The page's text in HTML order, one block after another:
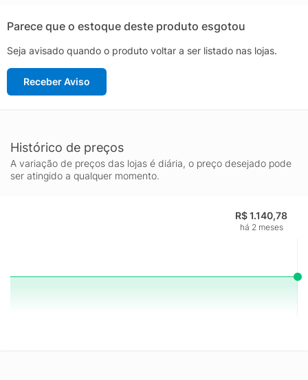
espaço. Uma peça indispensável para o dia a dia!
Parece que o estoque deste produto esgotou
Seja avisado quando o produto voltar a ser listado nas lojas.
Receber Aviso
Histórico de preços
A variação de preços das lojas é diária, o preço desejado pode
ser atingido a qualquer momento.
R$ 1.140,78
há 2 meses